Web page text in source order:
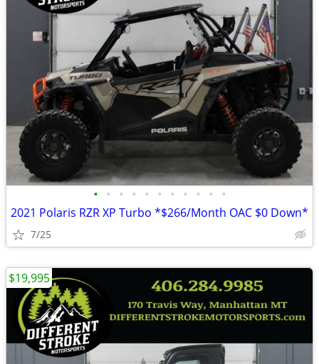
• • • • • • • • • • •
2021 Polaris RZR XP Turbo *$266/Month OAC $0 Down*
7/25
$19,995